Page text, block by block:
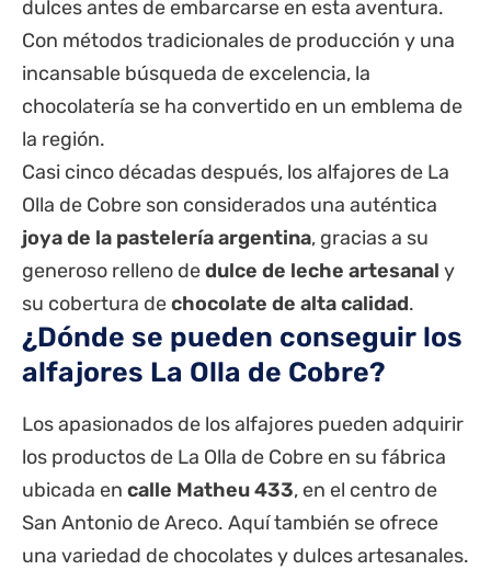
dulces antes de embarcarse en esta aventura.
Con métodos tradicionales de producción y una
incansable búsqueda de excelencia, la
chocolatería se ha convertido en un emblema de
la región.
Casi cinco décadas después, los alfajores de La
Olla de Cobre son considerados una auténtica
joya de la pastelería argentina, gracias a su
generoso relleno dedulce de leche artesanal y
su cobertura dechocolate de alta calidad.
¿Dónde se pueden conseguir los
alfajores La Olla de Cobre?
Los apasionados de los alfajores pueden adquirir
los productos de La Olla de Cobre en su fábrica
ubicada en calle Matheu 433, en el centro de
San Antonio de Areco. Aquí también se ofrece
una variedad de chocolates y dulces artesanales.